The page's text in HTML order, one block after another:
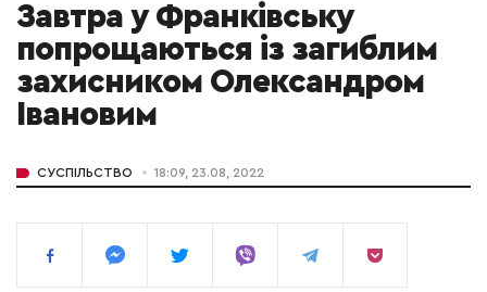
Завтра у Франківську
попрощаються із загиблим
захисником Олександром
Івановим
СУСПІЛЬСТВО 18:09, 23.08, 2022